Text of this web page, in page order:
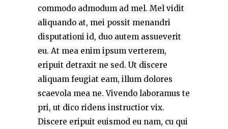
commodo admodum ad mel. Mel vidit
aliquando at, mei possit menandri
disputationi id, duo autem assueverit
eu. At mea enim ipsum verterem,
eripuit detraxit ne sed. Ut discere
aliquam feugiat eam, illum dolores
scaevola mea ne. Vivendo laboramus te
pri, ut dico ridens instructior vix.
Discere eripuit euismod eu nam, cu qui